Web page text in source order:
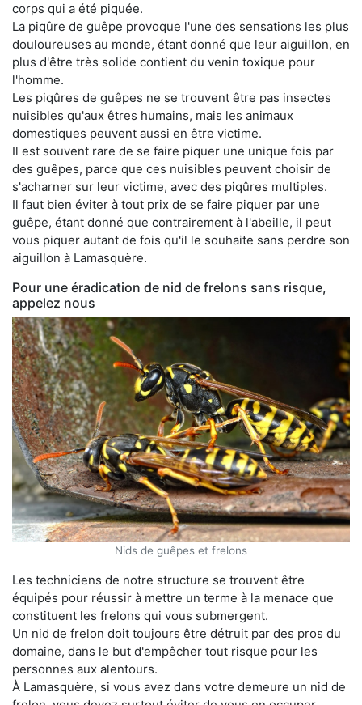
corps qui a été piquée.
La piqûre de guêpe provoque l'une des sensations les plus
douloureuses au monde, étant donné que leur aiguillon, en
plus d'être très solide contient du venin toxique pour
l'homme.
Les piqûres de guêpes ne se trouvent être pas insectes
nuisibles qu'aux êtres humains, mais les animaux
domestiques peuvent aussi en être victime.
Il est souvent rare de se faire piquer une unique fois par
des guêpes, parce que ces nuisibles peuvent choisir de
s'acharner sur leur victime, avec des piqûres multiples.
Il faut bien éviter à tout prix de se faire piquer par une
guêpe, étant donné que contrairement à l'abeille, il peut
vous piquer autant de fois qu'il le souhaite sans perdre son
aiguillon à Lamasquère.
Pour une éradication de nid de frelons sans risque,
appelez nous
Nids de guêpes et frelons
Les techniciens de notre structure se trouvent être
équipés pour réussir à mettre un terme à la menace que
constituent les frelons qui vous submergent.
Un nid de frelon doit toujours être détruit par des pros du
domaine, dans le but d'empêcher tout risque pour les
personnes aux alentours.
À Lamasquère, si vous avez dans votre demeure un nid de